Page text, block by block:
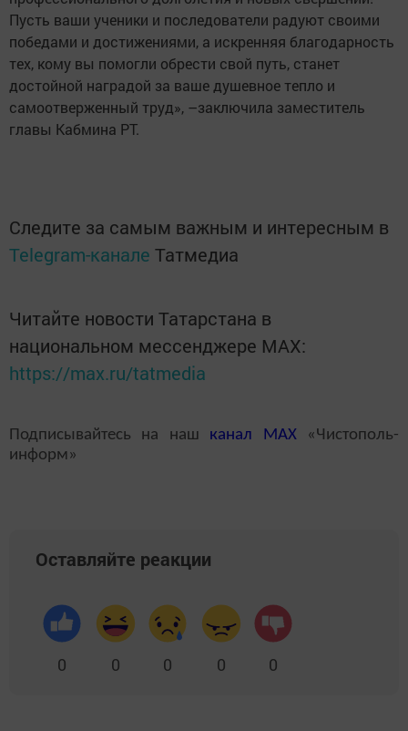
Пусть ваши ученики и последователи радуют своими
победами и достижениями, а искренняя благодарность
тех, кому вы помогли обрести свой путь, станет
достойной наградой за ваше душевное тепло и
самоотверженный труд», –заключила заместитель
главы Кабмина РТ.
Следите за самым важным и интересным в
Telegram-канале Татмедиа
Читайте новости Татарстана в
национальном мессенджере MАХ:
https://max.ru/tatmedia
Подписывайтесь на наш канал MAX«Чистополь-
информ»
Оставляйте реакции
0 0 0 0 0